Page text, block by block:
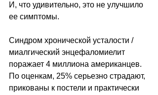
И, что удивительно, это не улучшило
ее симптомы.
Синдром хронической усталости /
миалгический энцефаломиелит
поражает 4 миллиона американцев.
По оценкам, 25% серьезно страдают,
прикованы к постели и практически